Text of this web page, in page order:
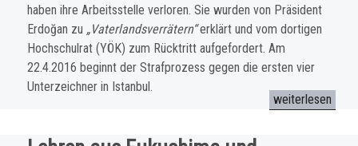
haben ihre Arbeitsstelle verloren. Sie wurden von Präsident
Erdoğan zu „Vater­landsverrätern“erklärt und vom dortigen
Hochschulrat (YÖK) zum Rücktritt aufgefordert. Am
22.4.2016 beginnt der Strafprozess gegen die ersten vier
Unterzeichner in Istanbul.
weiterlesen